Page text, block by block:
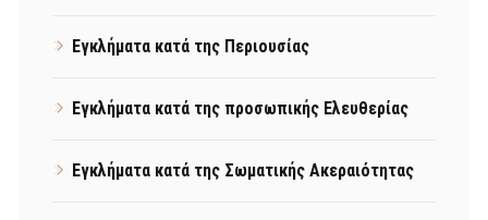
Εγκλήματα κατά της Περιουσίας
Εγκλήματα κατά της προσωπικής Ελευθερίας
Εγκλήματα κατά της Σωματικής Ακεραιότητας